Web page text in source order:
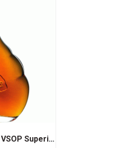
Rượu Cognac MeuKow VSOP Superior